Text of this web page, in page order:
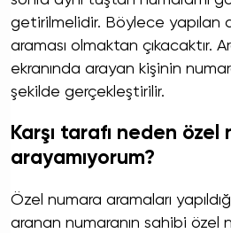
getirilmelidir. Böylece yapılan
araması olmaktan çıkacaktır.
ekranında arayan kişinin
şekilde gerçekleştirilir.
Karşı tarafı neden
arayamıyorum?
Özel numara aramaları
aranan numaranın sahibi özel